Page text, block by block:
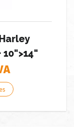
10">14"